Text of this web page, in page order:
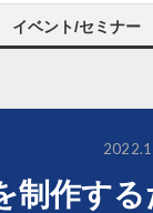
イベント/セミナー
制作す